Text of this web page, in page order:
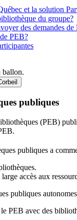
et la solution
du groupe?
des demandes
PEB?
publiques
(PEB)
publiques a
accès aux
publiques
PEB avec des